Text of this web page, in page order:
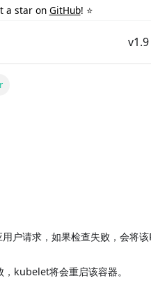
a star on GitHub! ⭐️
v1.9
户请求，如果检查失败，会将
kubelet将会重启该容器。